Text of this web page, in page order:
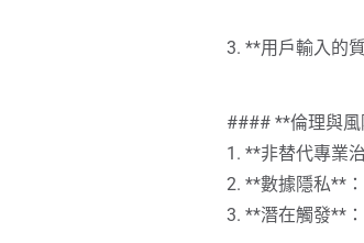
3. **用戶輸入的
#### **倫理與風
1. **非替代專業
2. **數據隱私**
3. **潛在觸發**